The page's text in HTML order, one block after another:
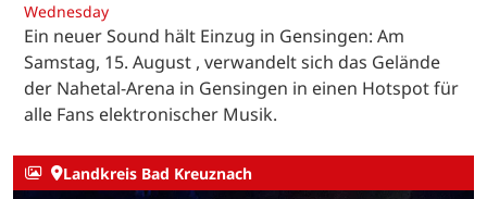
Wednesday
Ein neuer Sound hält Einzug in Gensingen: Am
Samstag, 15. August , verwandelt sich das Gelände
der Nahetal-Arena in Gensingen in einen Hotspot für
alle Fans elektronischer Musik.
Landkreis Bad Kreuznach